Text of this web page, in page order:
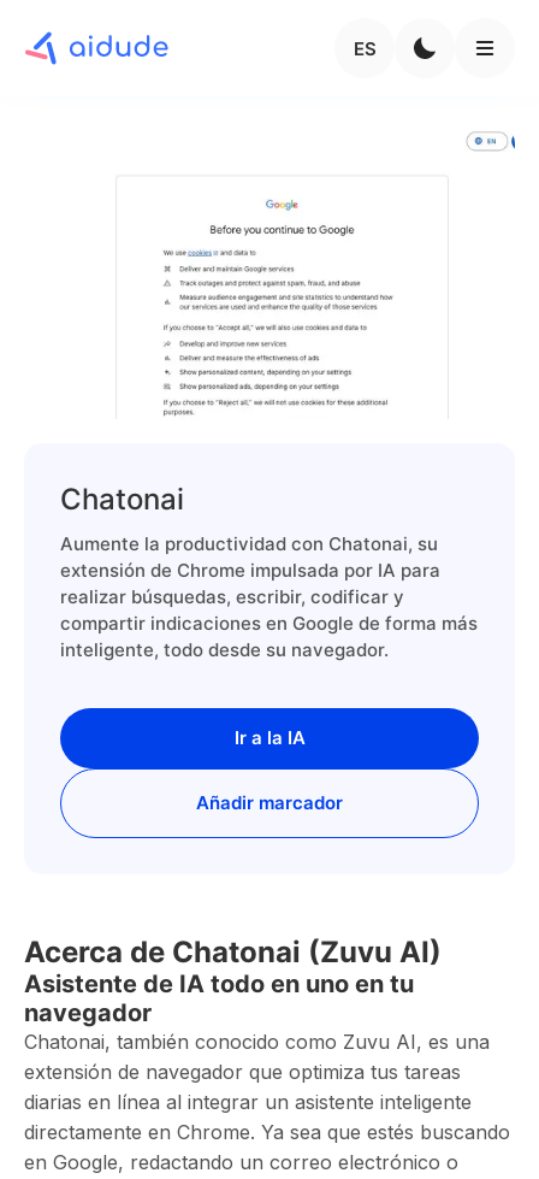
ES
Chatonai
Aumente la productividad con Chatonai, su
extensión de Chrome impulsada por IA para
realizar búsquedas, escribir, codificar y
compartir indicaciones en Google de forma más
inteligente, todo desde su navegador.
Ir a la IA
Añadir marcador
Acerca de Chatonai (Zuvu AI)
Asistente de IA todo en uno en tu
navegador
Chatonai, también conocido como Zuvu AI, es una
extensión de navegador que optimiza tus tareas
diarias en línea al integrar un asistente inteligente
directamente en Chrome. Ya sea que estés buscando
en Google, redactando un correo electrónico o